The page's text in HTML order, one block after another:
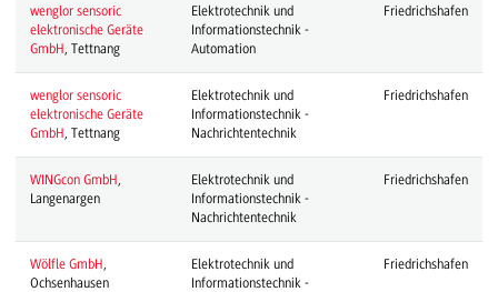
wenglor sensoric
elektronische Geräte
GmbH , Tettnang
Elektrotechnik und
Informationstechnik -
Automation
Friedrichshafen
wenglor sensoric
elektronische Geräte
GmbH , Tettnang
Elektrotechnik und
Informationstechnik -
Nachrichtentechnik
Friedrichshafen
WINGcon GmbH
Langenargen
Elektrotechnik und
Informationstechnik -
Nachrichtentechnik
Friedrichshafen
Wölfle GmbH
Ochsenhausen
Elektrotechnik und
Informationstechnik -
Friedrichshafen